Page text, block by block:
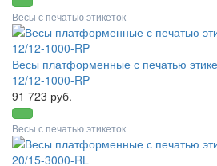
Весы с печатью этикеток
Весы платформенные с печатью
12/12-1000-RP
91 723 руб.
Весы с печатью этикеток